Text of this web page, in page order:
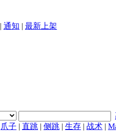
| 通知 | 最新上架
爪子 | 直跳 | 侧跳 | 生存 | 战术 |